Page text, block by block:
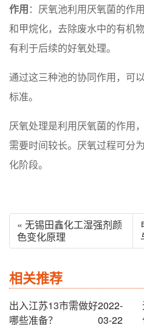
作用：厌氧池利用厌氧菌的作
和甲烷化，去除废水中的有机
有利于后续的好氧处理。
通过这三种池的协同作用，可
标准。
厌氧处理是利用厌氧菌的作用
需要时间较长。厌氧过程可分
化阶段。
« 无锡田鑫化工湿强剂颜
色变化原理
相关推荐
出入江苏13市需做好
哪些准备？
2022-
03-22